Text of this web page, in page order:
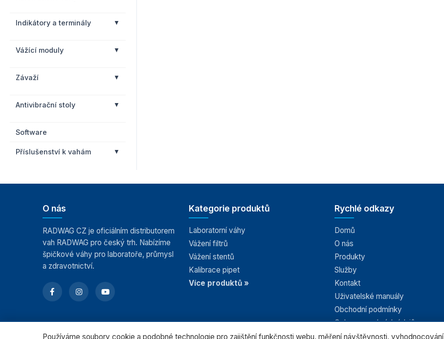
Indikátory a terminály
Vážící moduly
Závaží
Antivibrační stoly
Software
Příslušenství k vahám
O nás
RADWAG CZ je oficiálním distributorem
vah RADWAG pro český trh. Nabízíme
špičkové váhy pro laboratoře, průmysl
a zdravotnictví.
Kategorie produktů
Laboratorní váhy
Vážení filtrů
Vážení stentů
Kalibrace pipet
Více produktů »
Rychlé odkazy
Domů
O nás
Produkty
Služby
Kontakt
Uživatelské manuály
Obchodní podmínky
Ochrana osobních údajů
Nastavení Cookies
Používáme soubory cookie a podobné technologie pro zajištění funkčnosti webu, měření návštěvnosti, vyhodnocování